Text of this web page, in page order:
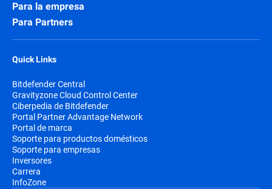
Para la empresa
Para Partners
Quick Links
Bitdefender Central
Gravityzone Cloud Control Center
Ciberpedia de Bitdefender
Portal Partner Advantage Network
Portal de marca
Soporte para productos domésticos
Soporte para empresas
Inversores
Carrera
InfoZone